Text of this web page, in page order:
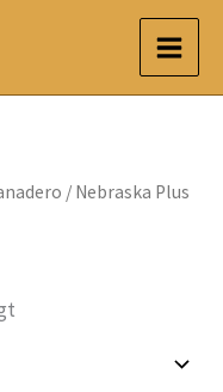
/ Nebraska Plus